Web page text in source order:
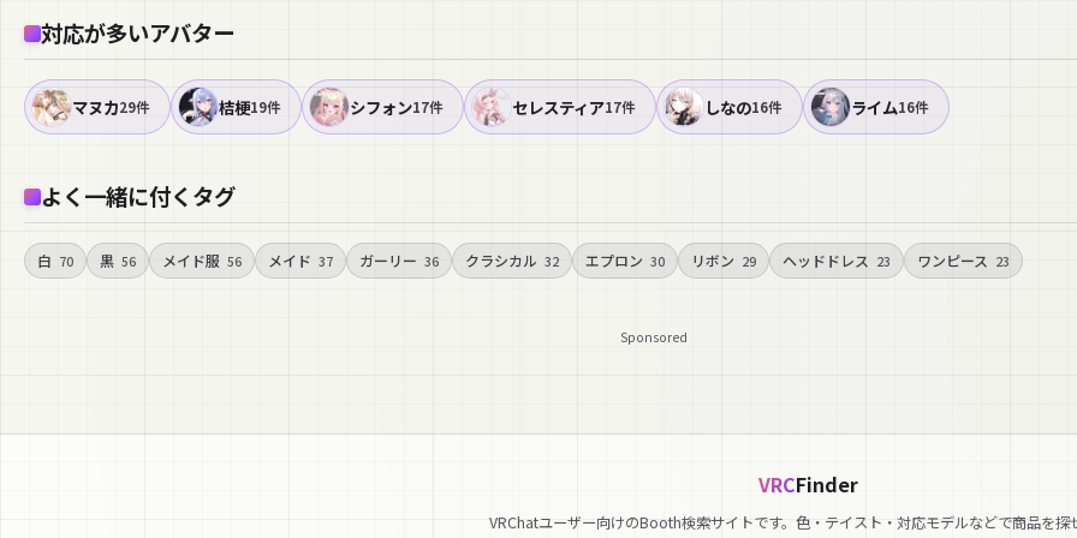
対応が多いアバター
マヌカ29件 桔梗19件 シフォン17件 セレスティア17件 しなの16件 ライム16件
よく一緒に付くタグ
白 70 黒 56 メイド服 56 メイド 37 ガーリー 36 クラシカル 32 エプロン 30 リボン 29 ヘッドドレス 23 ワンピース 23
Sponsored
VRCFinder
VRChatユーザー向けのBooth検索サイトです。色・テイスト・対応モデルなどで商品を探